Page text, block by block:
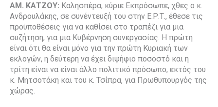
ΑΜ. ΚΑΤΖΟΥ: Καλησπέρα, κύριε Εκπρόσωπε, χθες ο κ.
Ανδρουλάκης, σε συνέντευξή του στην Ε.Ρ.Τ., έθεσε τις
προϋποθέσεις για να καθίσει στο τραπέζι για μια
συζήτηση, για μια Κυβέρνηση συνεργασίας. Η πρώτη
είναι ότι θα είναι μόνο για την πρώτη Κυριακή των
εκλογών, η δεύτερη να έχει διψήφιο ποσοστό και η
τρίτη είναι να είναι άλλο πολιτικό πρόσωπο, εκτός του
κ. Μητσοτάκη και του κ. Τσίπρα, για Πρωθυπουργός της
χώρας.